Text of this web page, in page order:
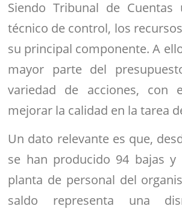
Siendo Tribunal de Cuentas
técnico de control, los
su principal componente. A
mayor parte del
variedad de acciones, con
mejorar la calidad en la tarea
Un dato relevante es que,
se han producido 94 bajas
planta de personal del
saldo representa una